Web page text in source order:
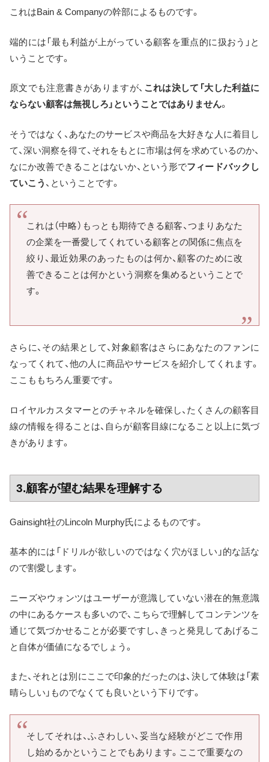
これはBain & Companyの幹部によるものです。
端的には「最も利益が上がっている顧客を重点的に扱おう」と
いうことです。
原文でも注意書きがありますが、 これは決して「大した利益に
ならない顧客は無視しろ」ということではありません。
そうではなく、あなたのサービスや商品を大好きな人に着目し
て、深い洞察を得て、それをもとに市場は何を求めているのか、
なにか改善できることはないか、という形でフィードバックし
ていこう 、ということです。
これは（中略）もっとも期待できる顧客、つまりあなた
の企業を一番愛してくれている顧客との関係に焦点を
絞り、最近効果のあったものは何か、顧客のために改
善できることは何かという洞察を集めるということで
す。
さらに、その結果として、対象顧客はさらにあなたのファンに
なってくれて、他の人に商品やサービスを紹介してくれます。
ここももちろん重要です。
ロイヤルカスタマーとのチャネルを確保し、たくさんの顧客目
線の情報を得ることは、自らが顧客目線になること以上に気づ
きがあります。
3.顧客が望む結果を理解する
Gainsight社のLincoln Murphy氏によるものです。
基本的には「ドリルが欲しいのではなく穴がほしい」的な話な
ので割愛します。
ニーズやウォンツはユーザーが意識していない潜在的無意識
の中にあるケースも多いので、こちらで理解してコンテンツを
通じて気づかせることが必要ですし、きっと発見してあげるこ
と自体が価値になるでしょう。
また、それとは別にここで印象的だったのは、決して体験は「素
晴らしい」ものでなくても良いという下りです。
そしてそれは、ふさわしい、妥当な経験がどこで作用
し始めるかということでもあります。ここで重要なの